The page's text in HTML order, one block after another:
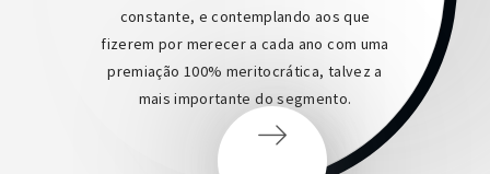
constante, e contemplando aos que
fizerem por merecer a cada ano com uma
premiação 100% meritocrática, talvez a
mais importante do segmento.